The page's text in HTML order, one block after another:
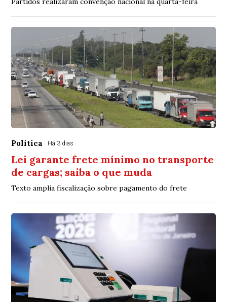
Política Há 3 dias
Lei garante frete mínimo no transporte
de cargas; saiba o que muda
Texto amplia fiscalização sobre pagamento do frete